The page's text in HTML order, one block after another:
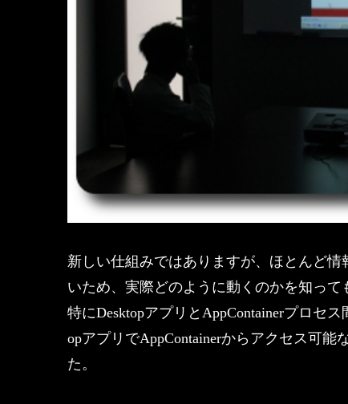
新しい仕組みではありますが、ほとんど
いため、実際どのように動くのかを知って
特にDesktopアプリとAppContainerプロセ
opアプリでAppContainerからアクセス可
た。